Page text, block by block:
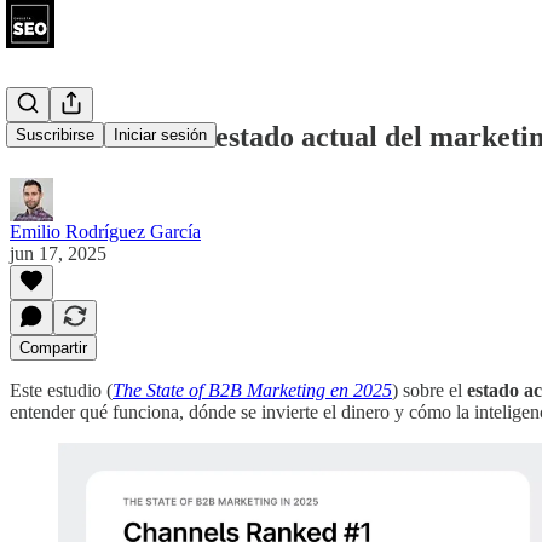
Suscribirse Iniciar sesión
Estudio sobre el estado actual del
Emilio Rodríguez García
jun 17, 2025
Compartir
Este estudio (The State of B2B Marketing en 2025) sobre el estado
entender qué funciona, dónde se invierte el dinero y cómo la